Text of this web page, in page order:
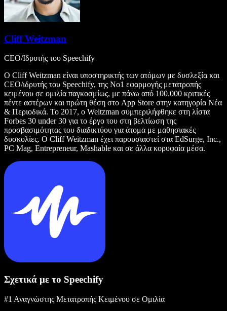
Cliff Weitzman
CEO/Ιδρυτής του Speechify
Ο Cliff Weitzman είναι υποστηρικτής των ατόμων με δυσλεξία και
CEO/ιδρυτής του Speechify, της Νο1 εφαρμογής μετατροπής
κειμένου σε ομιλία παγκοσμίως, με πάνω από 100.000 κριτικές
πέντε αστέρων και πρώτη θέση στο App Store στην κατηγορία Νέα
& Περιοδικά. Το 2017, ο Weitzman συμπεριλήφθηκε στη λίστα
Forbes 30 under 30 για το έργο του στη βελτίωση της
προσβασιμότητας του διαδικτύου για άτομα με μαθησιακές
δυσκολίες. Ο Cliff Weitzman έχει παρουσιαστεί στα EdSurge, Inc.,
PC Mag, Entrepreneur, Mashable και σε άλλα κορυφαία μέσα.
Σχετικά με το Speechify
#1 Αναγνώστης Μετατροπής Κειμένου σε Ομιλία